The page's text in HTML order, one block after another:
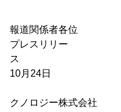
報道関係者各位
プレスリリー
ス
10月24日
ラテ
クノロジー株式会社